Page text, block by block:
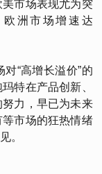
市场表现尤为突
欧洲市场增速达
“高增长溢价”的
特在产品创新、
力，早已为未来
市场的狂热情绪
。